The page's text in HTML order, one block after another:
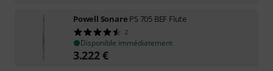
Powell Sonare PS 705 BEF Flute
2
Disponible immédiatement
3.222€